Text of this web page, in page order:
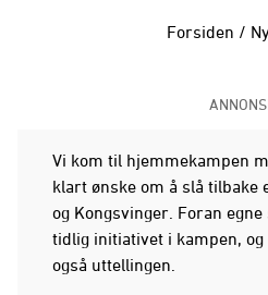
Forsiden /
Vi kom til hjemmekampen
klart ønske om å slå tilbake
og Kongsvinger. Foran
tidlig initiativet i kampen,
også uttellingen.